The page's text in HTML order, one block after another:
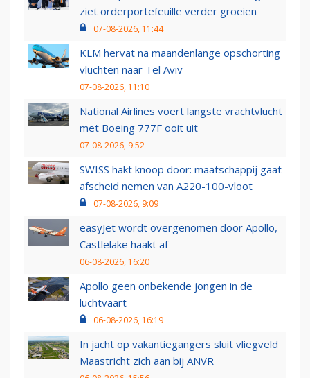
ziet orderportefeuille verder groeien
07-08-2026, 11:44
KLM hervat na maandenlange opschorting
vluchten naar Tel Aviv
07-08-2026, 11:10
National Airlines voert langste vrachtvlucht
met Boeing 777F ooit uit
07-08-2026, 9:52
SWISS hakt knoop door: maatschappij gaat
afscheid nemen van A220-100-vloot
07-08-2026, 9:09
easyJet wordt overgenomen door Apollo,
Castlelake haakt af
06-08-2026, 16:20
Apollo geen onbekende jongen in de
luchtvaart
06-08-2026, 16:19
In jacht op vakantiegangers sluit vliegveld
Maastricht zich aan bij ANVR